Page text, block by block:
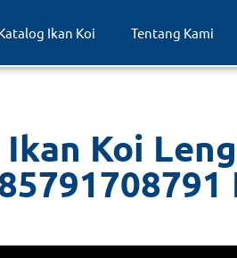
Ikan Koi Tentang Kami
Koi